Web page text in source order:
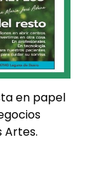
en papel
Artes.